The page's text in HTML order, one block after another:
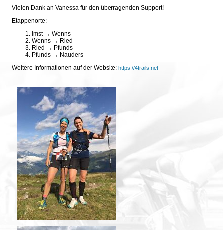
Vielen Dank an Vanessa für den überragenden Support!
Etappenorte:
Imst → Wenns
Wenns → Ried
Ried → Pfunds
Pfunds → Nauders
Weitere Informationen auf der Website: https://4trails.net